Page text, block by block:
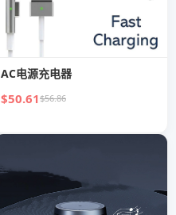
AC电源充电器
$50.61$56.86